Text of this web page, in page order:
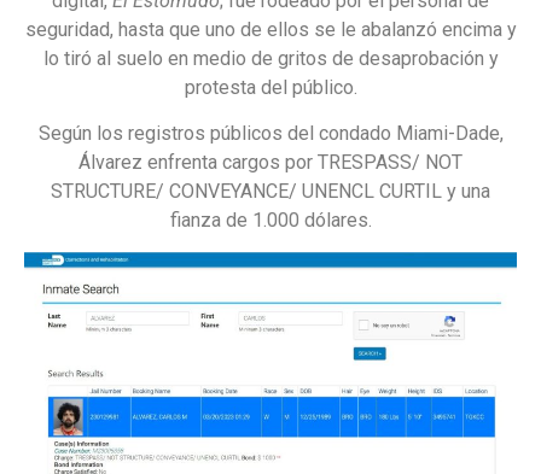
seguridad, hasta que uno de ellos se le abalanzó encima y
lo tiró al suelo en medio de gritos de desaprobación y
protesta del público.
Según los registros públicos del condado Miami-Dade,
Álvarez enfrenta cargos por TRESPASS/ NOT
STRUCTURE/ CONVEYANCE/ UNENCL CURTIL y una
fianza de 1.000 dólares.